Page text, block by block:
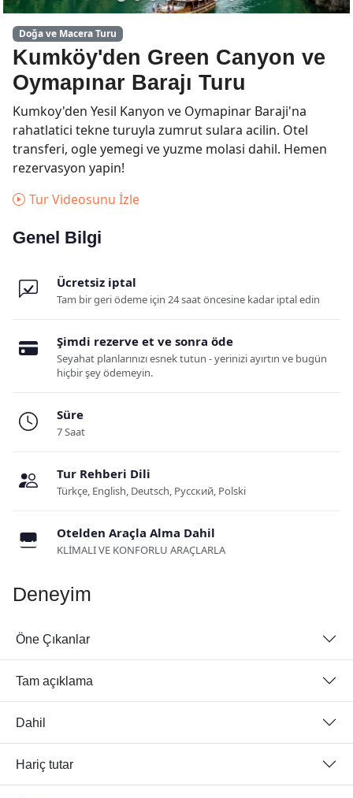
Doğa ve Macera Turu
Kumköy'den Green Canyon ve
Oymapınar Barajı Turu
Kumkoy'den Yesil Kanyon ve Oymapinar Baraji'na
rahatlatici tekne turuyla zumrut sulara acilin. Otel
transferi, ogle yemegi ve yuzme molasi dahil. Hemen
rezervasyon yapin!
Tur Videosunu İzle
Genel Bilgi
Ücretsiz iptal
Tam bir geri ödeme için 24 saat öncesine kadar iptal edin
Şimdi rezerve et ve sonra öde
Seyahat planlarınızı esnek tutun - yerinizi ayırtın ve bugün
hiçbir şey ödemeyin.
Süre
7 Saat
Tur Rehberi Dili
Türkçe, English, Deutsch, Русский, Polski
Otelden Araçla Alma Dahil
KLİMALI VE KONFORLU ARAÇLARLA
Deneyim
Öne Çıkanlar
Tam açıklama
Dahil
Hariç tutar